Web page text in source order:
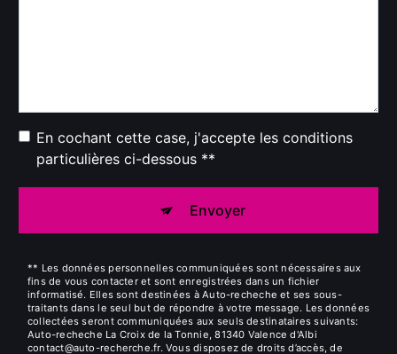
En cochant cette case, j'accepte les conditions
particulières ci-dessous **
Envoyer
** Les données personnelles communiquées sont nécessaires aux
fins de vous contacter et sont enregistrées dans un fichier
informatisé. Elles sont destinées à Auto-recheche et ses sous-
traitants dans le seul but de répondre à votre message. Les données
collectées seront communiquées aux seuls destinataires suivants:
Auto-recheche La Croix de la Tonnie, 81340 Valence d'Albi
contact@auto-recherche.fr. Vous disposez de droits d’accès, de